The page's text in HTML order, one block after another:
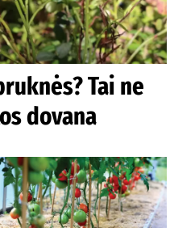
Tai ne
dovana